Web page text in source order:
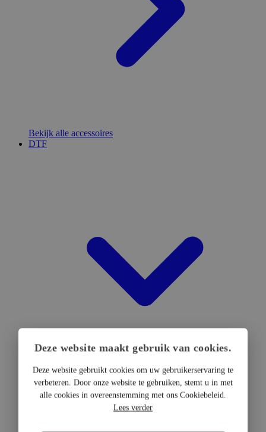
Bekijk alle accessoires
DTF
DTF Hardware
DTF Printers
Deze website maakt gebruik van cookies.
Deze website gebruikt cookies om uw gebruikerservaring te
verbeteren. Door onze website te gebruiken, stemt u in met
alle cookies in overeenstemming met ons Cookiebeleid.
Lees verder